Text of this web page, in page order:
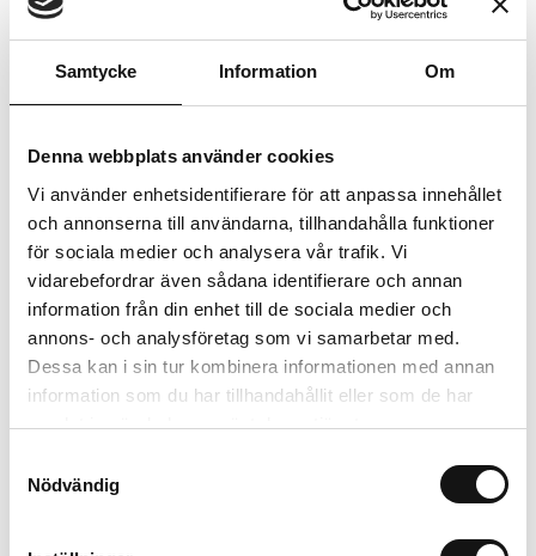
Samtycke Information Om
Denna webbplats använder cookies
Vi använder enhetsidentifierare för att anpassa innehållet
och annonserna till användarna, tillhandahålla funktioner
för sociala medier och analysera vår trafik. Vi
vidarebefordrar även sådana identifierare och annan
information från din enhet till de sociala medier och
annons- och analysföretag som vi samarbetar med.
Dessa kan i sin tur kombinera informationen med annan
information som du har tillhandahållit eller som de har
samlat in när du har använt deras tjänster.
Nödvändig
Lägg i varukorgen
Trygg betalning
Valbara fraktmetoder
Beskrivning
Recensioner